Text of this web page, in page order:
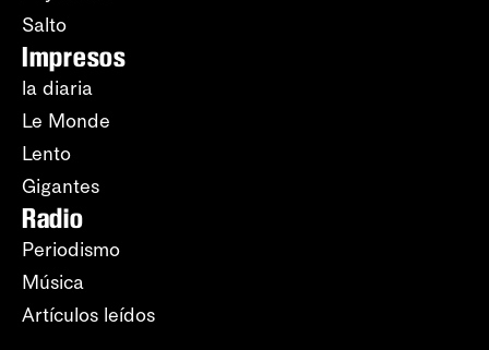
Salto
Impresos
la diaria
Le Monde
Lento
Gigantes
Radio
Periodismo
Música
Artículos leídos